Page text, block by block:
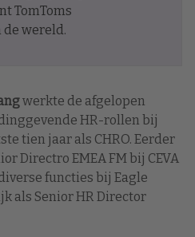
TomToms
wereld.
werkte de afgelopen
HR-rollen bij
tien jaar als CHRO. Eerder
Directro EMEA FM bij CEVA
functies bij Eagle
als Senior HR Director